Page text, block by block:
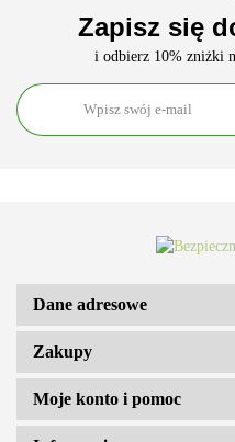
ARS VITAE
Zapisz się
i odbierz 10% zniżki
Dane adresowe
Zakupy
Moje konto i pomoc